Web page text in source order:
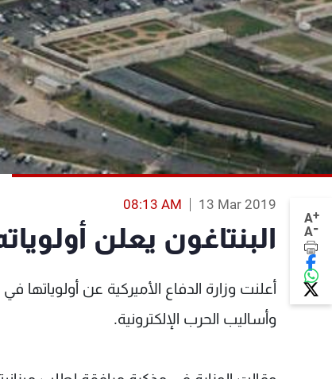
A+
A-
13 Mar 2019
08:13 AM
البنتاغون يعلن أولوياته
وأساليب الحرب الإلكترونية.